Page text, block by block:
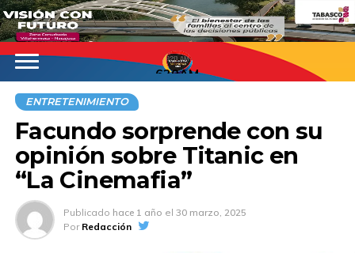
620AM
ENTRETENIMIENTO
Facundo sorprende con su
opinión sobre Titanic en
“La Cinemafia”
Publicado hace 1 año el 30 marzo, 2025
Por Redacción